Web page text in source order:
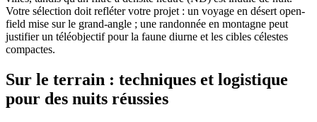
Votre sélection doit refléter votre projet : un voyage en désert open-
field mise sur le grand-angle ; une randonnée en montagne peut
justifier un téléobjectif pour la faune diurne et les cibles célestes
compactes.
Sur le terrain : techniques et logistique
pour des nuits réussies